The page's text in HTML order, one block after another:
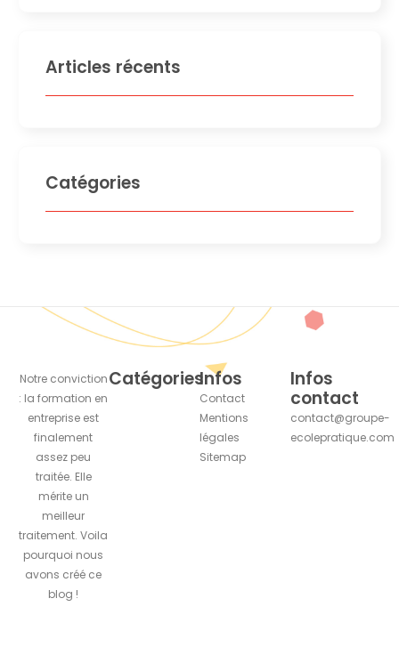
Articles récents
Catégories
Notre conviction
: la formation en
entreprise est
finalement
assez peu
traitée. Elle
mérite un
meilleur
traitement. Voila
pourquoi nous
avons créé ce
blog !
CatégoriesInfos
Contact
Mentions
légales
Sitemap
Infos
contact
contact@groupe-
ecolepratique.com